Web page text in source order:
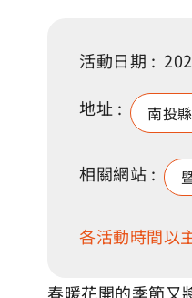
活動日期 :
地址 :
南投
相關網站 :
各活動時間以
春暖花開的季節又